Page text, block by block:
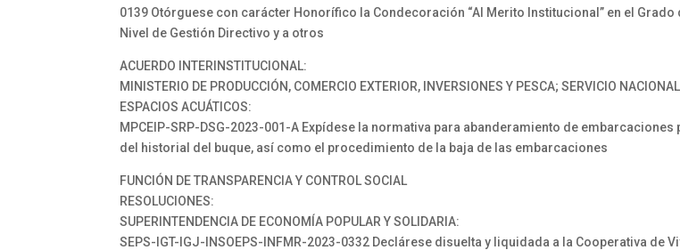
0139 Otórguese con carácter Honorífico la Condecoración “Al Merito Institucional” en el
Nivel de Gestión Directivo y a otros
ACUERDO INTERINSTITUCIONAL:
MINISTERIO DE PRODUCCIÓN, COMERCIO EXTERIOR, INVERSIONES Y PESCA; SERVICIO
ESPACIOS ACUÁTICOS:
MPCEIP-SRP-DSG-2023-001-A Expídese la normativa para abanderamiento de
del historial del buque, así como el procedimiento de la baja de las embarcaciones
FUNCIÓN DE TRANSPARENCIA Y CONTROL SOCIAL
RESOLUCIONES:
SUPERINTENDENCIA DE ECONOMÍA POPULAR Y SOLIDARIA:
SEPS-IGT-IGJ-INSOEPS-INFMR-2023-0332 Declárese disuelta y liquidada a la Cooperativa de